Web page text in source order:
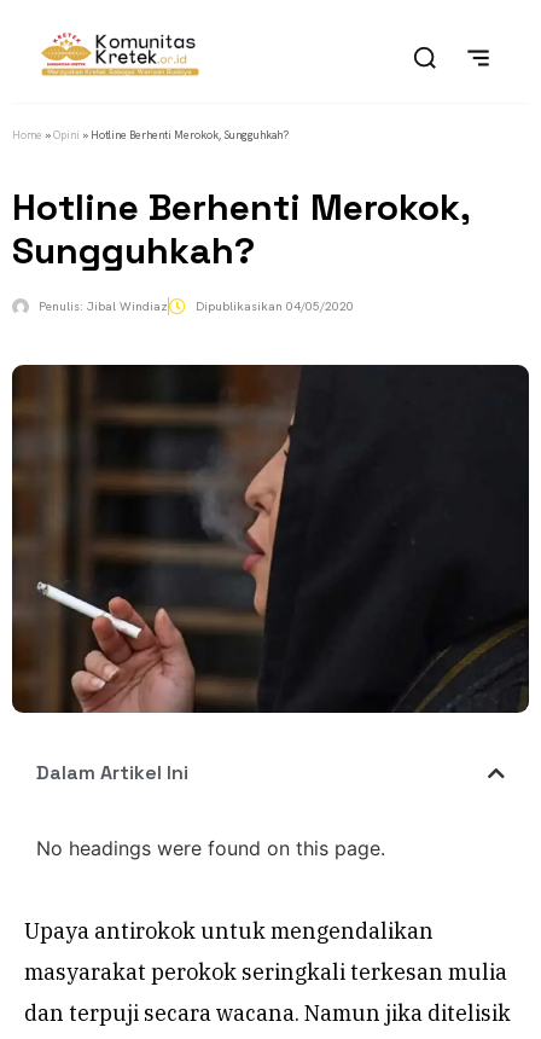
Home »Opini » Hotline Berhenti Merokok, Sungguhkah?
Hotline Berhenti Merokok,
Sungguhkah?
Penulis: Jibal Windiaz Dipublikasikan 04/05/2020
Dalam Artikel Ini
No headings were found on this page.
Upaya antirokok untuk mengendalikan
masyarakat perokok seringkali terkesan mulia
dan terpuji secara wacana. Namun jika ditelisik